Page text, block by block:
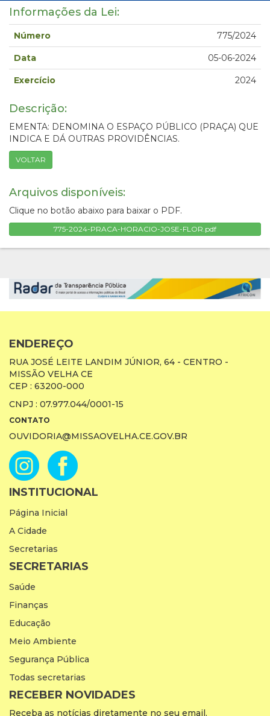
Informações da Lei:
Número 775/2024
Data 05-06-2024
Exercício 2024
Descrição:
EMENTA: DENOMINA O ESPAÇO PÚBLICO (PRAÇA) QUE
INDICA E DÁ OUTRAS PROVIDÊNCIAS.
VOLTAR
Arquivos disponíveis:
Clique no botão abaixo para baixar o PDF.
775-2024-PRACA-HORACIO-JOSE-FLOR.pdf
ENDEREÇO
RUA JOSÉ LEITE LANDIM JÚNIOR, 64 - CENTRO -
MISSÃO VELHA CE
CEP : 63200-000
CNPJ : 07.977.044/0001-15
CONTATO
OUVIDORIA@MISSAOVELHA.CE.GOV.BR
INSTITUCIONAL
Página Inicial
A Cidade
Secretarias
SECRETARIAS
Saúde
Finanças
Educação
Meio Ambiente
Segurança Pública
Todas secretarias
RECEBER NOVIDADES
Receba as notícias diretamente no seu email.